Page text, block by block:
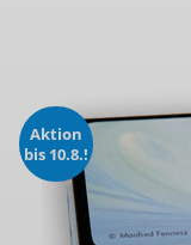
Aktion
bis 10.8.!